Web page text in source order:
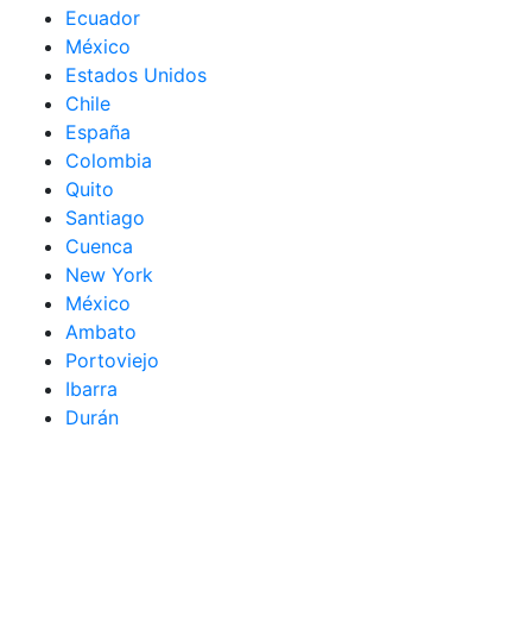
Ecuador
México
Estados Unidos
Chile
España
Colombia
Quito
Santiago
Cuenca
New York
México
Ambato
Portoviejo
Ibarra
Durán